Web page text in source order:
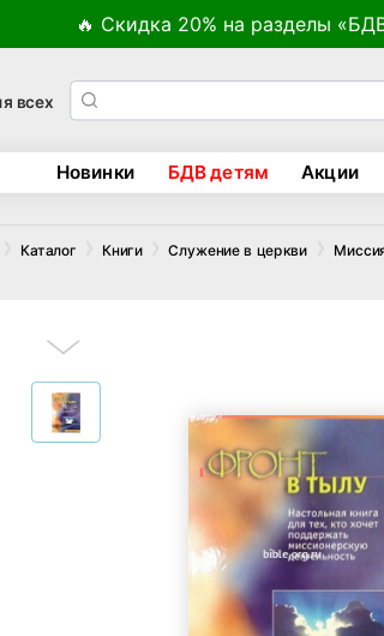
🔥 Скидка 20% на разделы
всех
Новинки БДВ детям Акции
Каталог Книги Служение в церкви